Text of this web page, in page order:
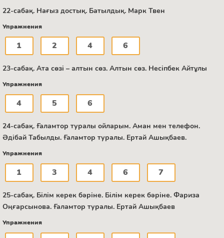
22-сабақ. Нағыз достық. Батылдық. Марк Твен
Упражнения
1 2 4 6
23-сабақ. Ата сөзі – алтын сөз. Алтын сөз. Несіпбек Айтұлы
Упражнения
4 5 6
24-сабақ. Ғаламтор туралы ойларым. Аман мен телефон.
Әдібай Табылды. Ғаламтор туралы. Ертай Ашықбаев.
Упражнения
1 3 4 6 7
25-сабақ. Білім керек бәріне. Білім керек бәріне. Фариза
Оңғарсынова. Ғаламтор туралы. Ертай Ашықбаев
Упражнения